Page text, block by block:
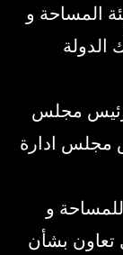
المساحة و
الدولة
رئيس مجلس
مجلس ادارة
و
تعاون بشأن